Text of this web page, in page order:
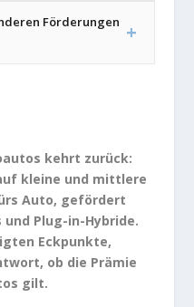
Förderungen
kehrt zurück:
kleine und mittlere
Auto, gefördert
Plug-in-Hybride.
Eckpunkte,
ob die Prämie
gilt.